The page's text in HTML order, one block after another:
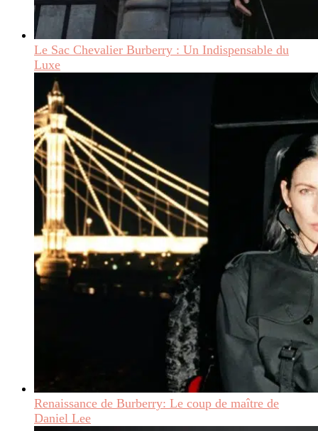
Le Sac Chevalier Burberry : Un Indispensable du
Luxe
Renaissance de Burberry: Le coup de maître de
Daniel Lee